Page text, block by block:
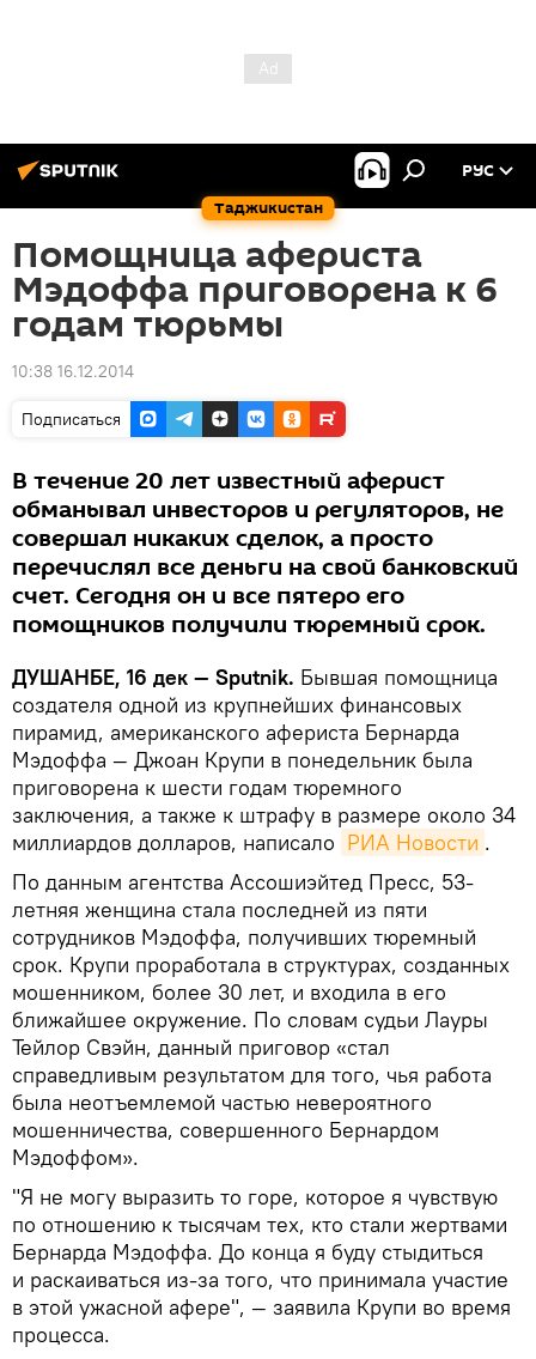
Таджикистан
РУС
Помощница афериста
Мэдоффа приговорена к 6
годам тюрьмы
10:38 16.12.2014
Подписаться
В течение 20 лет известный аферист
обманывал инвесторов и регуляторов, не
совершал никаких сделок, а просто
перечислял все деньги на свой банковский
счет. Сегодня он и все пятеро его
помощников получили тюремный срок.
ДУШАНБЕ, 16 дек — Sputnik. Бывшая помощница
создателя одной из крупнейших финансовых
пирамид, американского афериста Бернарда
Мэдоффа — Джоан Крупи в понедельник была
приговорена к шести годам тюремного
заключения, а также к штрафу в размере около 34
миллиардов долларов, написало РИА Новости .
По данным агентства Ассошиэйтед Пресс, 53-
летняя женщина стала последней из пяти
сотрудников Мэдоффа, получивших тюремный
срок. Крупи проработала в структурах, созданных
мошенником, более 30 лет, и входила в его
ближайшее окружение. По словам судьи Лауры
Тейлор Свэйн, данный приговор «стал
справедливым результатом для того, чья работа
была неотъемлемой частью невероятного
мошенничества, совершенного Бернардом
Мэдоффом».
"Я не могу выразить то горе, которое я чувствую
по отношению к тысячам тех, кто стали жертвами
Бернарда Мэдоффа. До конца я буду стыдиться
и раскаиваться из-за того, что принимала участие
в этой ужасной афере", — заявила Крупи во время
процесса.